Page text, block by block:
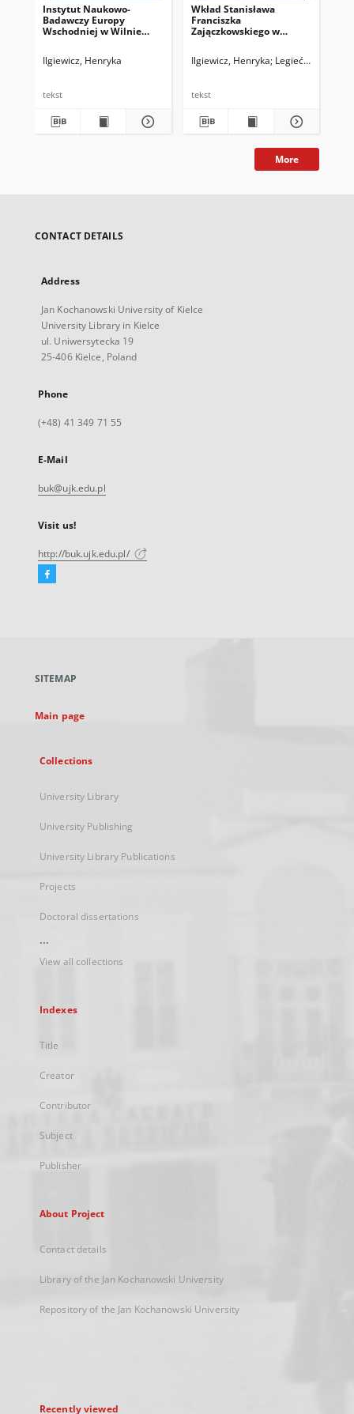
Instytut Naukowo-
Badawczy Europy
Wschodniej w Wilnie
Ilgiewicz, Henryka
tekst
Wkład Stanisława
Franciszka
Zajączkowskiego w
Ilgiewicz, Henryka Legieć, Jacek. Red.
tekst
More
CONTACT DETAILS
Address
Jan Kochanowski University of Kielce
University Library in Kielce
ul. Uniwersytecka 19
25-406 Kielce, Poland
Phone
(+48) 41 349 71 55
E-Mail
buk@ujk.edu.pl
Visit us!
http://buk.ujk.edu.pl/
Facebook
new
SITEMAP
Main page
Collections
University Library
University Publishing
University Library Publications
Projects
Doctoral dissertations
...
View all collections
Indexes
Title
Creator
Contributor
Subject
Publisher
About Project
Contact details
Library of the Jan Kochanowski University
Repository of the Jan Kochanowski University
Recently viewed